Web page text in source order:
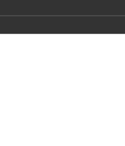
のファンがゴルフクラブを